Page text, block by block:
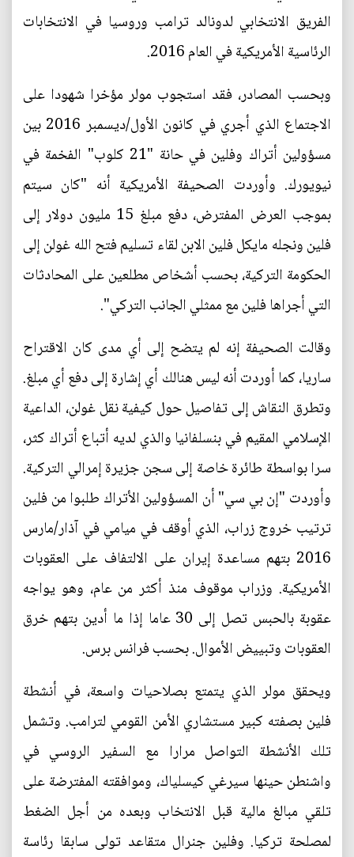
الفريق الانتخابي لدونالد ترامب وروسيا في الانتخابات
الرئاسية الأمريكية في العام 2016.
وبحسب المصادر، فقد استجوب مولر مؤخرا شهودا على
الاجتماع الذي أجري في كانون الأول/ديسمبر 2016 بين
مسؤولين أتراك وفلين في حانة "21 كلوب" الفخمة في
نيويورك. وأوردت الصحيفة الأمريكية أنه "كان سيتم
بموجب العرض المفترض، دفع مبلغ 15 مليون دولار إلى
فلين ونجله مايكل فلين الابن لقاء تسليم فتح الله غولن إلى
الحكومة التركية، بحسب أشخاص مطلعين على المحادثات
التي أجراها فلين مع ممثلي الجانب التركي".
وقالت الصحيفة إنه لم يتضح إلى أي مدى كان الاقتراح
ساريا، كما أوردت أنه ليس هنالك أي إشارة إلى دفع أي مبلغ.
وتطرق النقاش إلى تفاصيل حول كيفية نقل غولن، الداعية
الإسلامي المقيم في بنسلفانيا والذي لديه أتباع أتراك كثر،
سرا بواسطة طائرة خاصة إلى سجن جزيرة إمرالي التركية.
وأوردت "إن بي سي" أن المسؤولين الأتراك طلبوا من فلين
ترتيب خروج زراب، الذي أوقف في ميامي في آذار/مارس
2016 بتهم مساعدة إيران على الالتفاف على العقوبات
الأمريكية. وزراب موقوف منذ أكثر من عام، وهو يواجه
عقوبة بالحبس تصل إلى 30 عاما إذا ما أدين بتهم خرق
العقوبات وتبييض الأموال. بحسب فرانس برس.
ويحقق مولر الذي يتمتع بصلاحيات واسعة، في أنشطة
فلين بصفته كبير مستشاري الأمن القومي لترامب. وتشمل
تلك الأنشطة التواصل مرارا مع السفير الروسي في
واشنطن حينها سيرغي كيسلياك، وموافقته المفترضة على
تلقي مبالغ مالية قبل الانتخاب وبعده من أجل الضغط
لمصلحة تركيا. وفلين جنرال متقاعد تولى سابقا رئاسة